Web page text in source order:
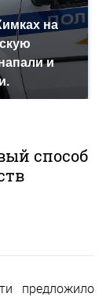
на
и
способ
предложило